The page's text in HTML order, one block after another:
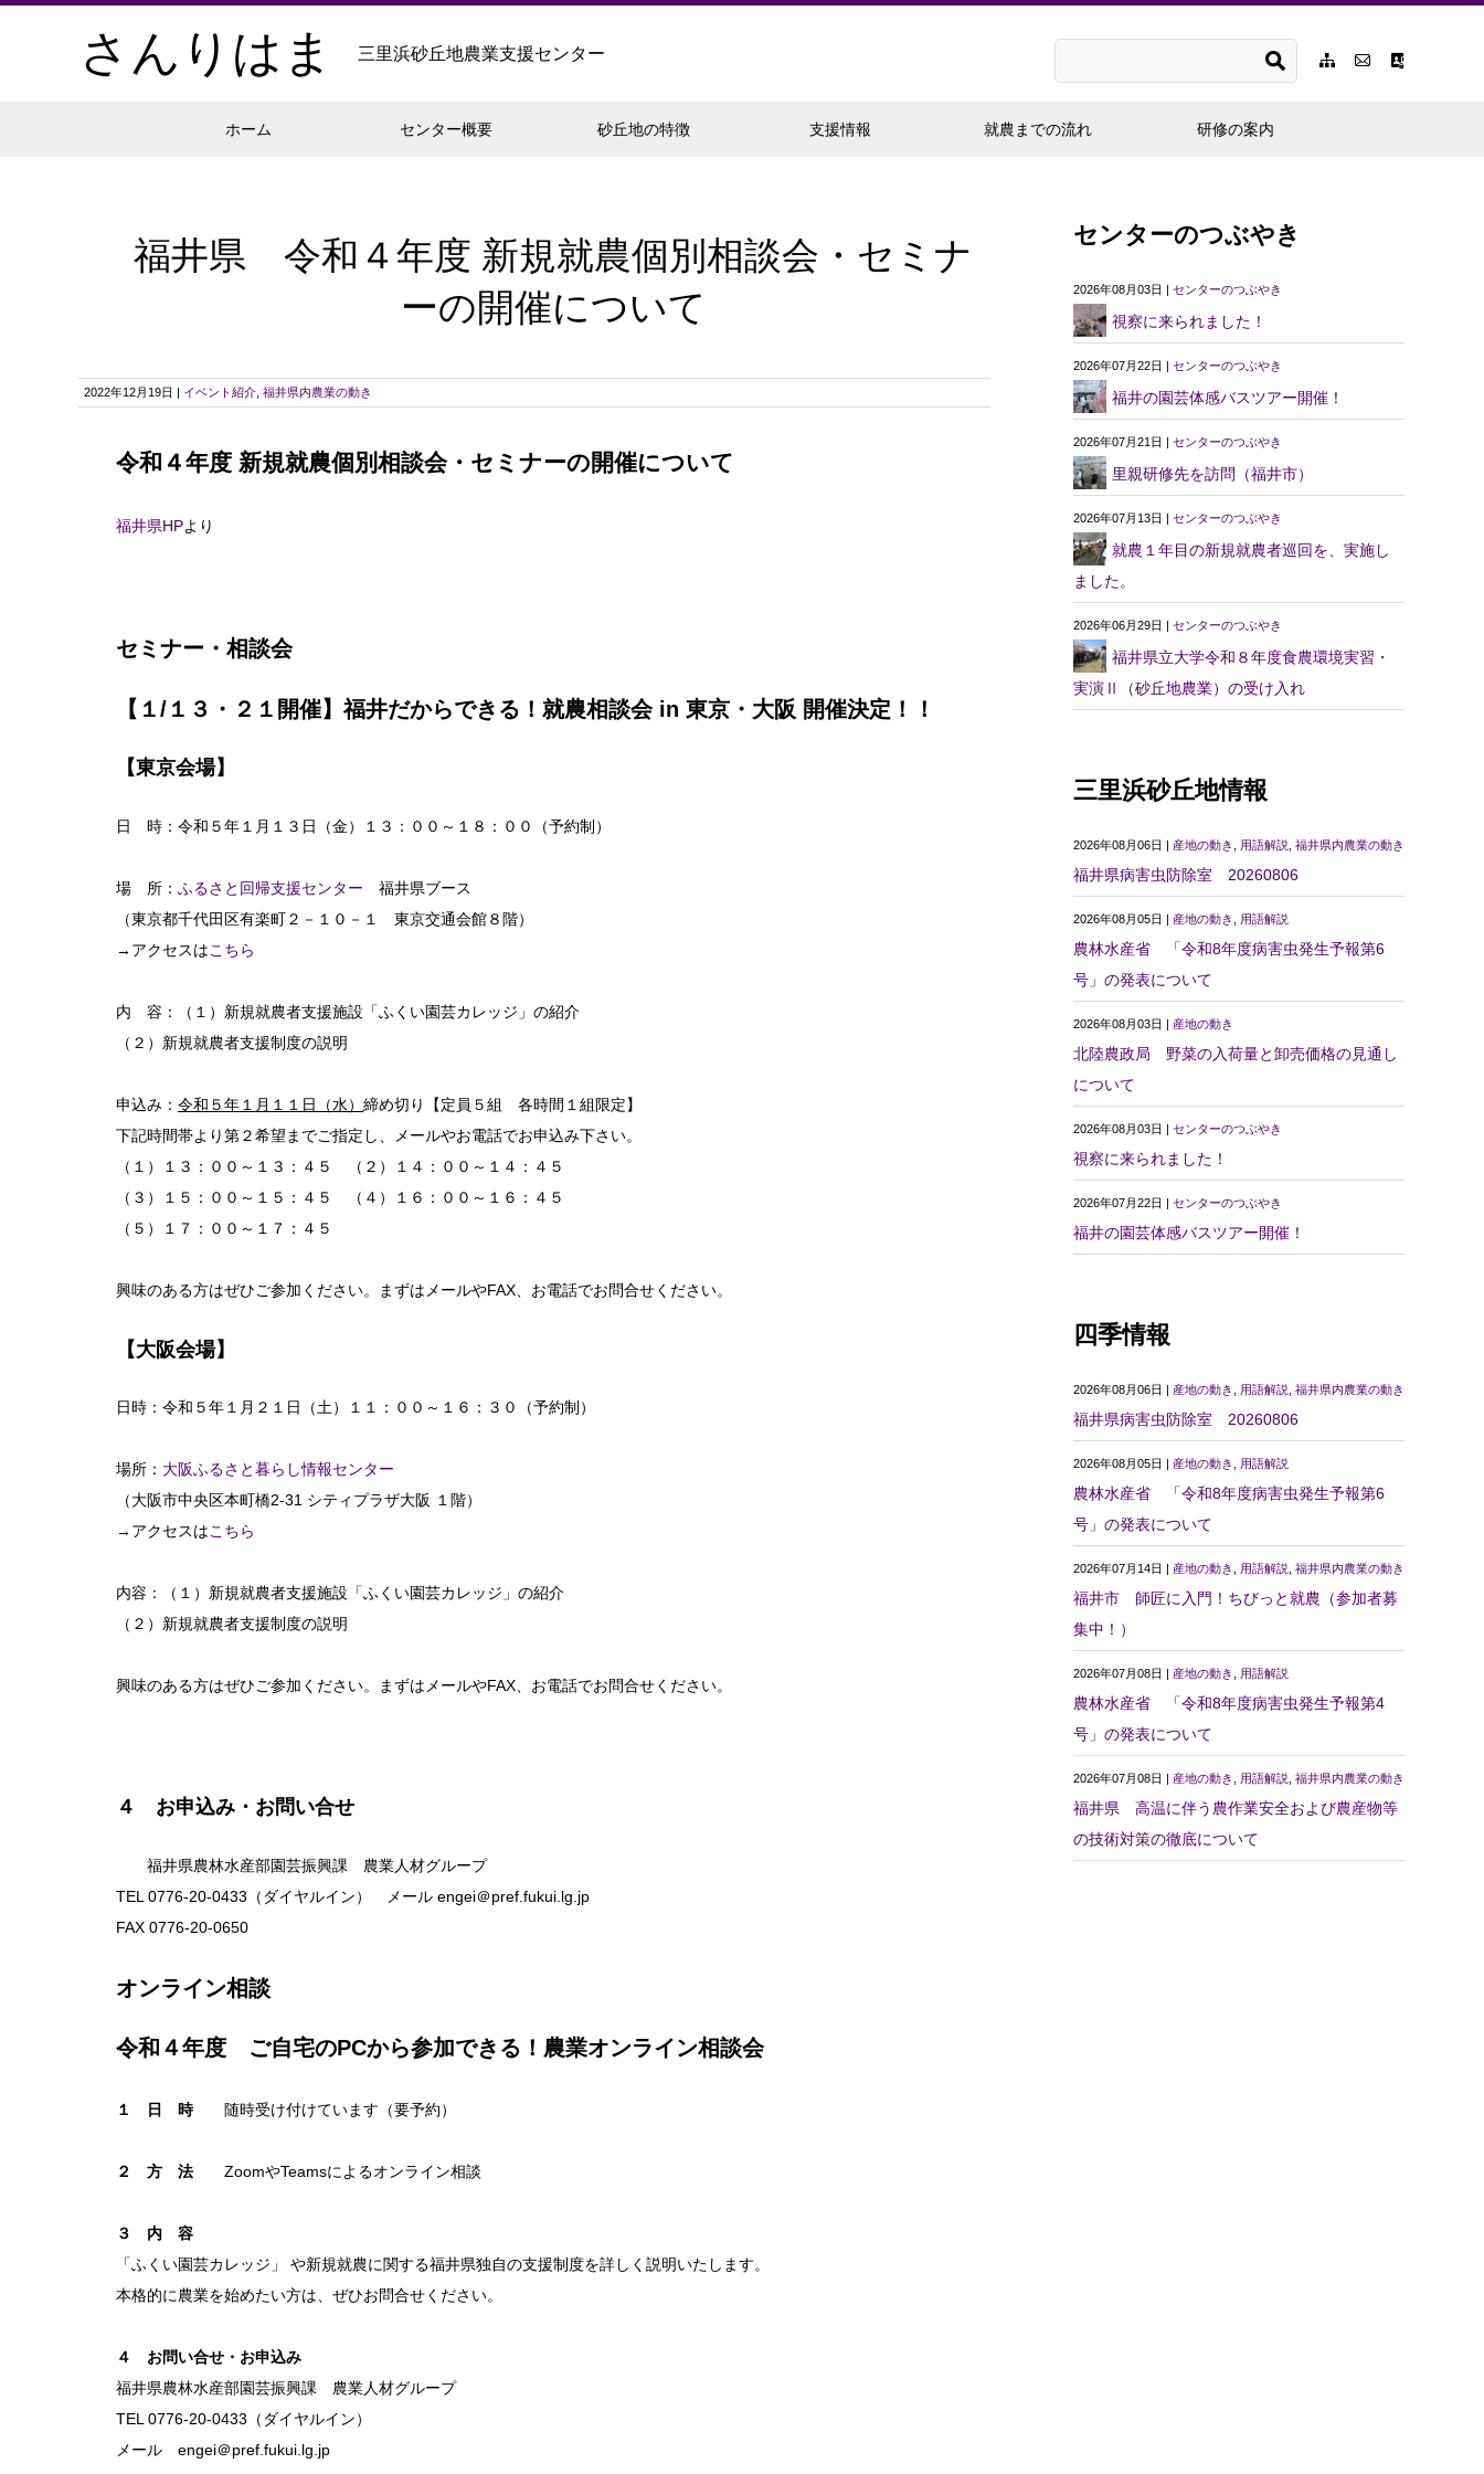
さんりはま 三里浜砂丘地農業支援センター
ホーム センター概要 砂丘地の特徴 支援情報 就農までの流れ 研修の案内
福井県 令和４年度 新規就農個別相談会・セミナ
ーの開催について
2022年12月19日 | イベント紹介 福井県内農業の動き
令和４年度 新規就農個別相談会・セミナーの開催について
福井県HPより
セミナー・相談会
【１/１３・２１開催】福井だからできる！就農相談会 in 東京・大阪 開催決定！！
【東京会場】
日 時：令和５年１月１３日（金）１３：００～１８：００（予約制）
場 所： ふるさと回帰支援センター 福井県ブース
（東京都千代田区有楽町２－１０－１ 東京交通会館８階）
→アクセスはこちら
内 容：（１）新規就農者支援施設「ふくい園芸カレッジ」の紹介
（２）新規就農者支援制度の説明
申込み： 令和５年１月１１日（水） 締め切り【定員５組 各時間１組限定】
下記時間帯より第２希望までご指定し、メールやお電話でお申込み下さい。
（１）１３：００～１３：４５ （２）１４：００～１４：４５
（３）１５：００～１５：４５ （４）１６：００～１６：４５
（５）１７：００～１７：４５
興味のある方はぜひご参加ください。まずはメールやFAX、お電話でお問合せください。
【大阪会場】
日時：令和５年１月２１日（土）１１：００～１６：３０（予約制）
場所： 大阪ふるさと暮らし情報センター
（大阪市中央区本町橋2-31 シティプラザ大阪 １階）
→アクセスはこちら
内容：（１）新規就農者支援施設「ふくい園芸カレッジ」の紹介
（２）新規就農者支援制度の説明
興味のある方はぜひご参加ください。まずはメールやFAX、お電話でお問合せください。
４ お申込み・お問い合せ
福井県農林水産部園芸振興課 農業人材グループ
TEL 0776-20-0433（ダイヤルイン） メール engei＠pref.fukui.lg.jp
FAX 0776-20-0650
オンライン相談
令和４年度 ご自宅のPCから参加できる！農業オンライン相談会
１ 日 時随時受け付けています（要予約）
２ 方 法 ZoomやTeamsによるオンライン相談
３ 内 容
「ふくい園芸カレッジ」 や新規就農に関する福井県独自の支援制度を詳しく説明いたします。
本格的に農業を始めたい方は、ぜひお問合せください。
４ お問い合せ・お申込み
福井県農林水産部園芸振興課 農業人材グループ
TEL 0776-20-0433（ダイヤルイン）
メール engei＠pref.fukui.lg.jp
センターのつぶやき
2026年08月03日 | センターのつぶやき
視察に来られました！
2026年07月22日 | センターのつぶやき
福井の園芸体感バスツアー開催！
2026年07月21日 | センターのつぶやき
里親研修先を訪問（福井市）
2026年07月13日 | センターのつぶやき
就農１年目の新規就農者巡回を、実施し
ました。
2026年06月29日 | センターのつぶやき
福井県立大学令和８年度食農環境実習・
実演Ⅱ（砂丘地農業）の受け入れ
三里浜砂丘地情報
2026年08月06日 | 産地の動き 用語解説 福井県内農業の動き
福井県病害虫防除室 20260806
2026年08月05日 | 産地の動き 用語解説
農林水産省 「令和8年度病害虫発生予報第6
号」の発表について
2026年08月03日 | 産地の動き
北陸農政局 野菜の入荷量と卸売価格の見通し
について
2026年08月03日 | センターのつぶやき
視察に来られました！
2026年07月22日 | センターのつぶやき
福井の園芸体感バスツアー開催！
四季情報
2026年08月06日 | 産地の動き 用語解説 福井県内農業の動き
福井県病害虫防除室 20260806
2026年08月05日 | 産地の動き 用語解説
農林水産省 「令和8年度病害虫発生予報第6
号」の発表について
2026年07月14日 | 産地の動き 用語解説 福井県内農業の動き
福井市 師匠に入門！ちびっと就農（参加者募
集中！）
2026年07月08日 | 産地の動き 用語解説
農林水産省 「令和8年度病害虫発生予報第4
号」の発表について
2026年07月08日 | 産地の動き 用語解説 福井県内農業の動き
福井県 高温に伴う農作業安全および農産物等
の技術対策の徹底について